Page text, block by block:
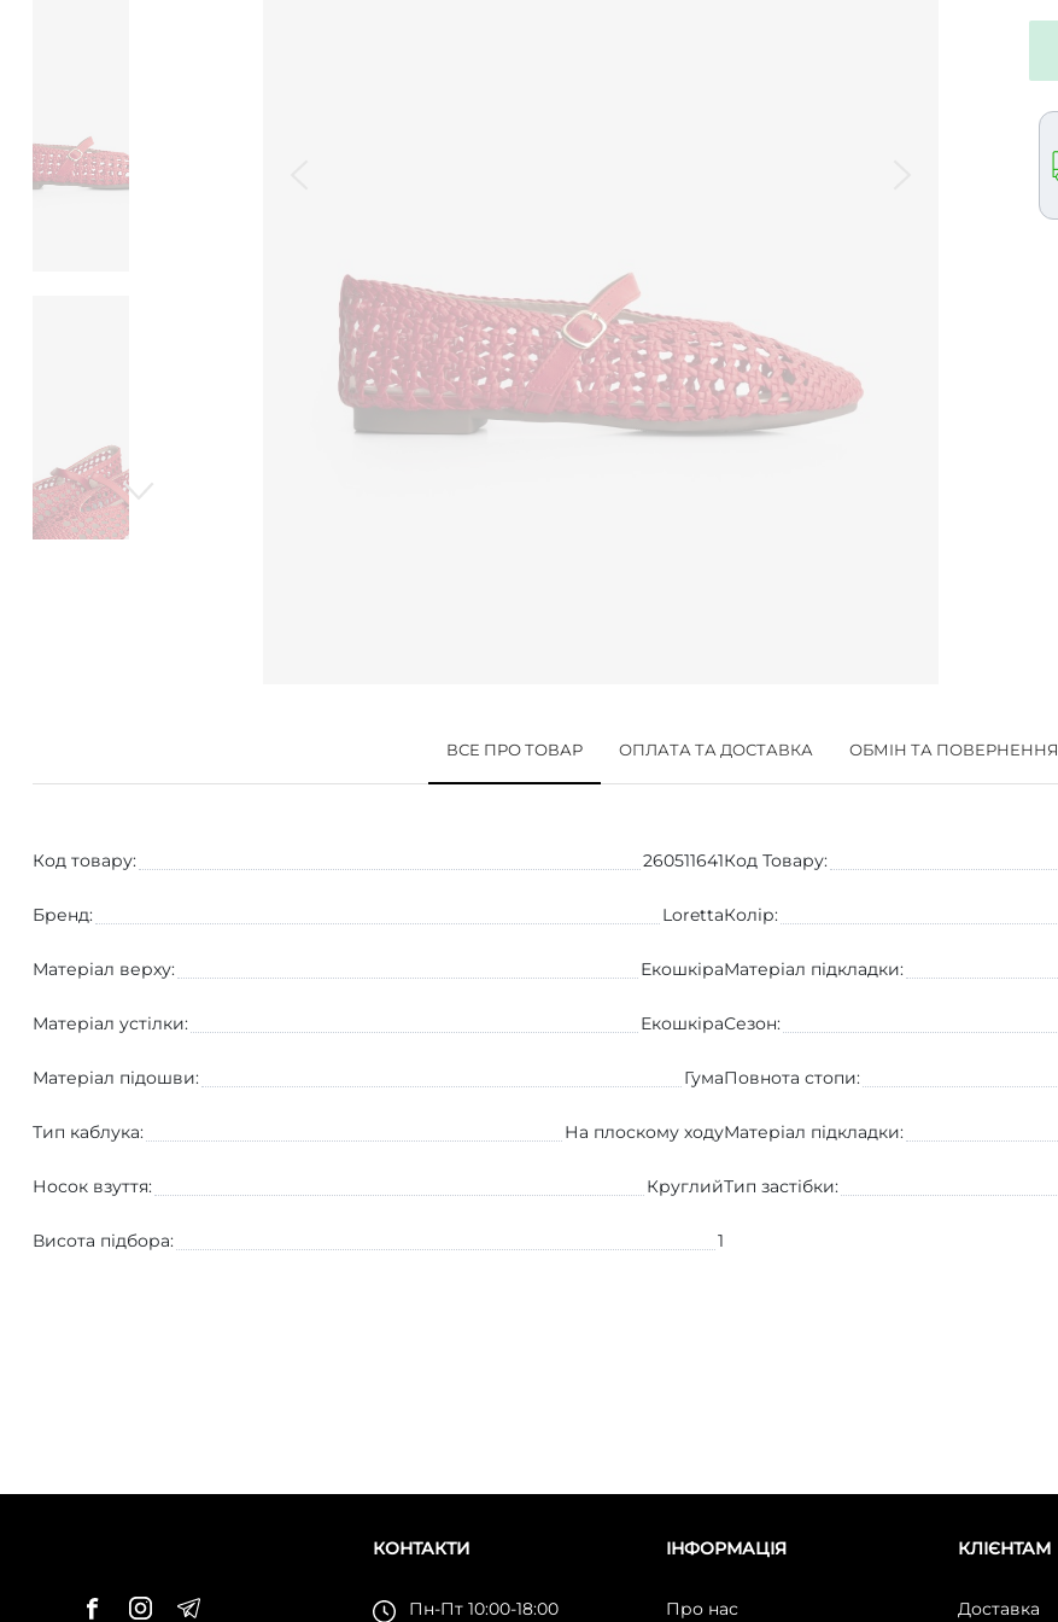
ВСЕ ПРО ТОВАР ОПЛАТА ТА ДОСТАВКА ОБМІН ТА ПОВЕРНЕННЯ
Код товару: 260511641Код Товару:
Бренд: LorettaКолір:
Матеріал верху: ЕкошкіраМатеріал підкладки:
Матеріал устілки: ЕкошкіраСезон:
Матеріал підошви: ГумаПовнота стопи:
Тип каблука: На плоскому ходуМатеріал підкладки:
Носок взуття: КруглийТип застібки:
Висота підбора: 1
КОНТАКТИ
Пн-Пт 10:00-18:00
ІНФОРМАЦІЯ
Про нас
КЛІЄНТАМ
Доставка